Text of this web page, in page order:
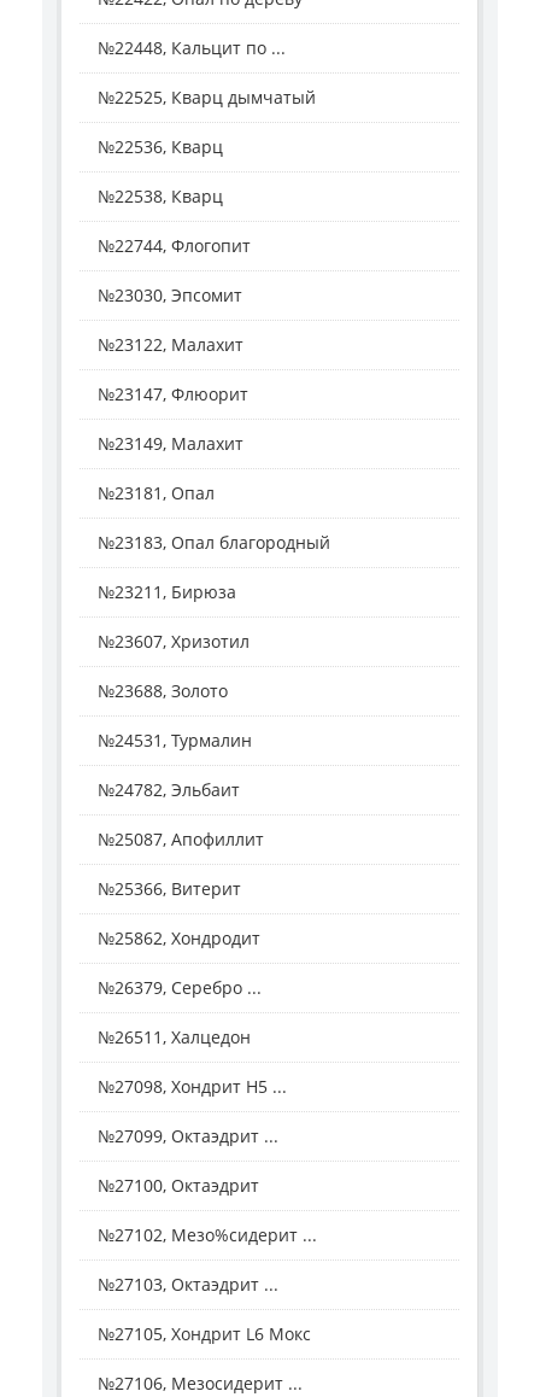
№22448, Кальцит по ...
№22525, Кварц дымчатый
№22536, Кварц
№22538, Кварц
№22744, Флогопит
№23030, Эпсомит
№23122, Малахит
№23147, Флюорит
№23149, Малахит
№23181, Опал
№23183, Опал благородный
№23211, Бирюза
№23607, Хризотил
№23688, Золото
№24531, Турмалин
№24782, Эльбаит
№25087, Апофиллит
№25366, Витерит
№25862, Хондродит
№26379, Серебро ...
№26511, Халцедон
№27098, Хондрит H5 ...
№27099, Октаэдрит ...
№27100, Октаэдрит
№27102, Мезо%сидерит ...
№27103, Октаэдрит ...
№27105, Хондрит L6 Мокс
№27106, Мезосидерит ...